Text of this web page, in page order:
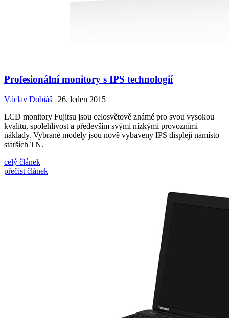
Profesionální monitory s IPS technologií
Václav Dobiáš | 26. leden 2015
LCD monitory Fujitsu jsou celosvětově známé pro svou vysokou
kvalitu, spolehlivost a především svými nízkými provozními
náklady. Vybrané modely jsou nově vybaveny IPS displeji namísto
starších TN.
celý článek
přečíst článek